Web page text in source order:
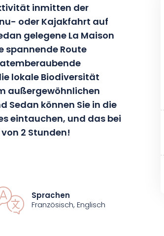
inmitten der
oder Kajakfahrt auf
gelegene La Maison
spannende Route
lokale Biodiversität
außergewöhnlichen
Sedan können Sie in die
eintauchen, und das bei
2 Stunden!
Kanu- oder Kajakwanderung
Vögel und
Maas bevölkern. Nehmen Sie
Die lokale Flora und Fauna wird
Sprachen
Französisch, Englisch